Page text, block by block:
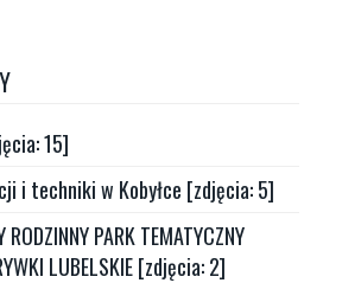
15]
i techniki w Kobyłce [zdjęcia: 5]
RODZINNY PARK TEMATYCZNY
LUBELSKIE [zdjęcia: 2]